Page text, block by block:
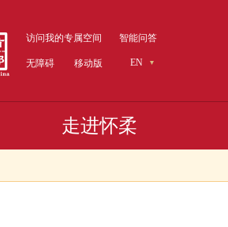
访问我的专属空间 智能问答
无障碍 移动版 EN
走进怀柔